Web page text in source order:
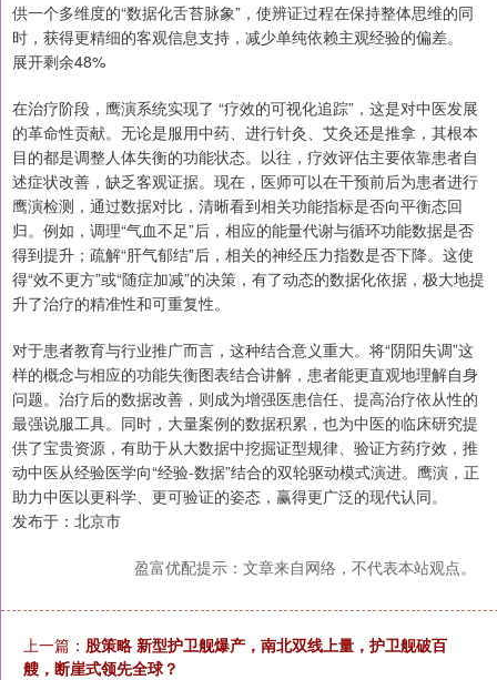
供一个多维度的“数据化舌苔脉象”，使辨证过程在保持整体思维的同
时，获得更精细的客观信息支持，减少单纯依赖主观经验的偏差。
展开剩余48%
在治疗阶段，鹰演系统实现了 “疗效的可视化追踪”，这是对中医发展
的革命性贡献。无论是服用中药、进行针灸、艾灸还是推拿，其根本
目的都是调整人体失衡的功能状态。以往，疗效评估主要依靠患者自
述症状改善，缺乏客观证据。现在，医师可以在干预前后为患者进行
鹰演检测，通过数据对比，清晰看到相关功能指标是否向平衡态回
归。例如，调理“气血不足”后，相应的能量代谢与循环功能数据是否
得到提升；疏解“肝气郁结”后，相关的神经压力指数是否下降。这使
得“效不更方”或“随症加减”的决策，有了动态的数据化依据，极大地提
升了治疗的精准性和可重复性。
对于患者教育与行业推广而言，这种结合意义重大。将“阴阳失调”这
样的概念与相应的功能失衡图表结合讲解，患者能更直观地理解自身
问题。治疗后的数据改善，则成为增强医患信任、提高治疗依从性的
最强说服工具。同时，大量案例的数据积累，也为中医的临床研究提
供了宝贵资源，有助于从大数据中挖掘证型规律、验证方药疗效，推
动中医从经验医学向“经验-数据”结合的双轮驱动模式演进。鹰演，正
助力中医以更科学、更可验证的姿态，赢得更广泛的现代认同。
发布于：北京市
盈富优配提示：文章来自网络，不代表本站观点。
上一篇： 股策略 新型护卫舰爆产，南北双线上量，护卫舰破百
艘，断崖式领先全球？